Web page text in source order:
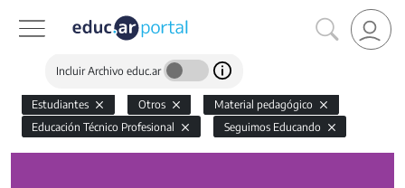
Incluir Archivo educ.ar
Estudiantes Otros
Material pedagógico
Educación Técnico Profesional
Seguimos Educando